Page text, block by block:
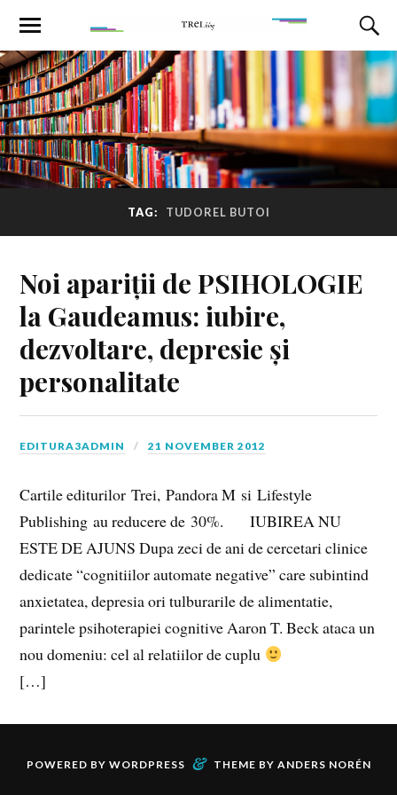
TAG: TUDOREL BUTOI
Noi apariții de PSIHOLOGIE
la Gaudeamus: iubire,
dezvoltare, depresie și
personalitate
EDITURA3ADMIN 21 NOVEMBER 2012
Cartile editurilor Trei, Pandora M si Lifestyle
Publishing au reducere de 30%. IUBIREA NU
ESTE DE AJUNS Dupa zeci de ani de cercetari clinice
dedicate “cognitiilor automate negative” care subintind
anxietatea, depresia ori tulburarile de alimentatie,
parintele psihoterapiei cognitive Aaron T. Beck ataca un
nou domeniu: cel al relatiilor de cuplu
[…]
POWERED BY WORDPRESS & THEME BY ANDERS NORÉN